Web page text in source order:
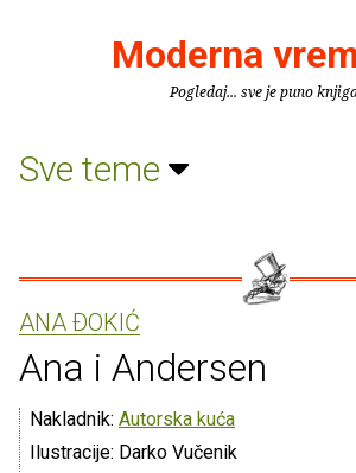
Moderna
Pogledaj... sve je puno
Sve teme
ANA ÐOKIĆ
Ana i Andersen
Nakladnik: Autorska kuća
Ilustracije: Darko Vučenik